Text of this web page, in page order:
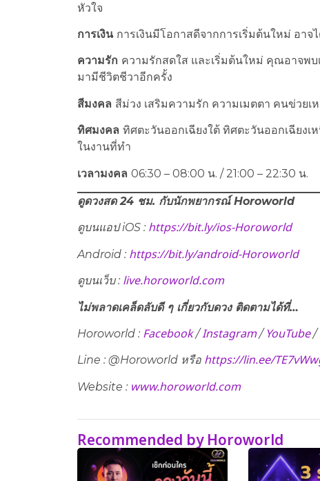
หัวใจ
การเงิน การเงินมีโอกาสดีจากการเริ่มต้นใหม่ อา
ความรัก ความรักสดใส และเริ่มต้นใหม่ คุณอาจพ
มามีชีวิตชีวาอีกครั้ง
สีมงคล สีม่วง เสริมความรัก ความเมตตา คนข่วย
ทิศมงคล ทิศตะวันออกเฉียงใต้ ทิศตะวันออกเฉียงเ
ในงานที่ทำ
เวลามงคล 06:30 – 08:00 น. / 21:00 – 22:30 น.
ดูดวงสด 24 ชม. กับนักพยากรณ์Horoworld
ดูบนแอปiOS : https://bit.ly/ios-Horoworld
Android : https://bit.ly/android-Horoworld
ดูบนเว็บ : live.horoworld.com
ไม่พลาดเคล็ดลับดี ๆ เกี่ยวกับดวง ติดตามได้ที่…
Horoworld : Facebook/Instagram/ YouTube/
Line : @Horoworld หรือ https://lin.ee/
Website : www.horoworld.com
Recommended by Horoworld